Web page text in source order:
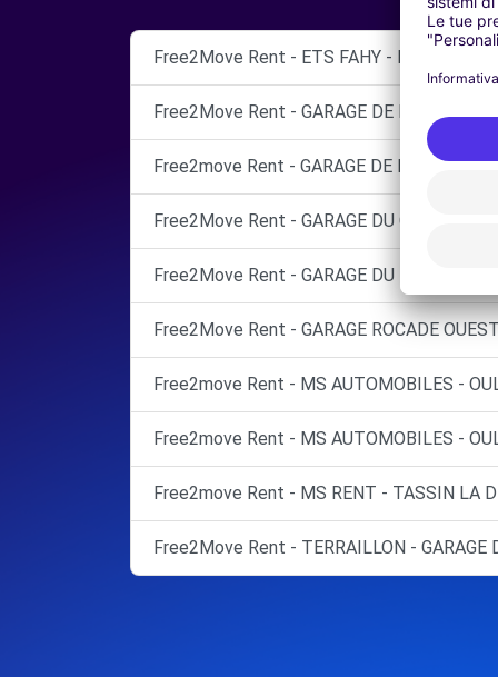
Free2Move Rent - ETS FAHY -
Free2Move Rent - GARAGE DE L'EUROPE -
Free2move Rent - GARAGE DE LA DEMI
Free2Move Rent - GARAGE DU CHATER
Free2Move Rent - GARAGE DU MERIDIEN -
Free2Move Rent - GARAGE ROCADE
Free2move Rent - MS AUTOMOBILES -
Free2move Rent - MS AUTOMOBILES -
Free2move Rent - MS RENT - TASSIN LA
Free2Move Rent - TERRAILLON - GARAGE